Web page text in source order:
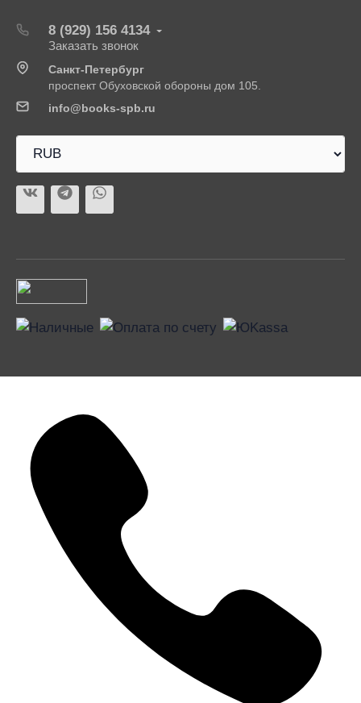
8 (929) 156 4134
Заказать звонок
Санкт-Петербург
проспект Обуховской обороны дом 105.
info@books-spb.ru